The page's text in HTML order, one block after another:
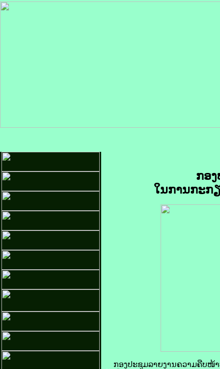
ກອ
ໃນການກະກ
ກອງປະຊຸມລາຍງານຄວາມຄືບໜ້າ